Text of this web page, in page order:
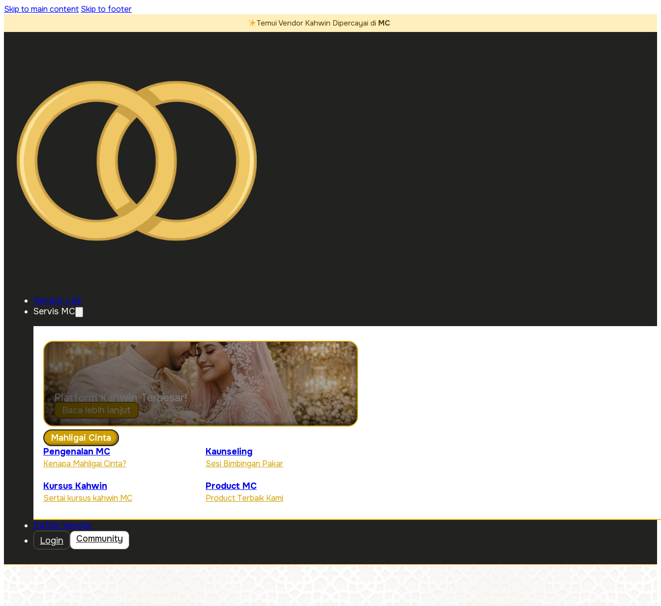
Skip to main content Skip to footer
Temui Vendor Kahwin Dipercayai di MC
Vendor List
Servis MC
Platform Kahwin Terbesar!
Baca lebih lanjut
Mahligai Cinta
Pengenalan MC
Kenapa Mahligai Cinta?
Kaunseling
Sesi Bimbingan Pakar
Kursus Kahwin
Sertai kursus kahwin MC
Product MC
Product Terbaik Kami
Daftar Vendor
Login
Community